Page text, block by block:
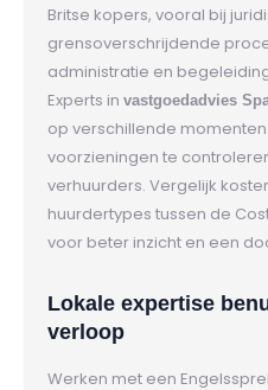
Britse kopers, vooral bij
grensoverschrijdende
administratie en
Experts in vastgoedadvies
op verschillende
voorzieningen te
verhuurders. Vergelijk
huurdertypes tussen de
voor beter inzicht en een
Lokale expertise
verloop
Werken met een